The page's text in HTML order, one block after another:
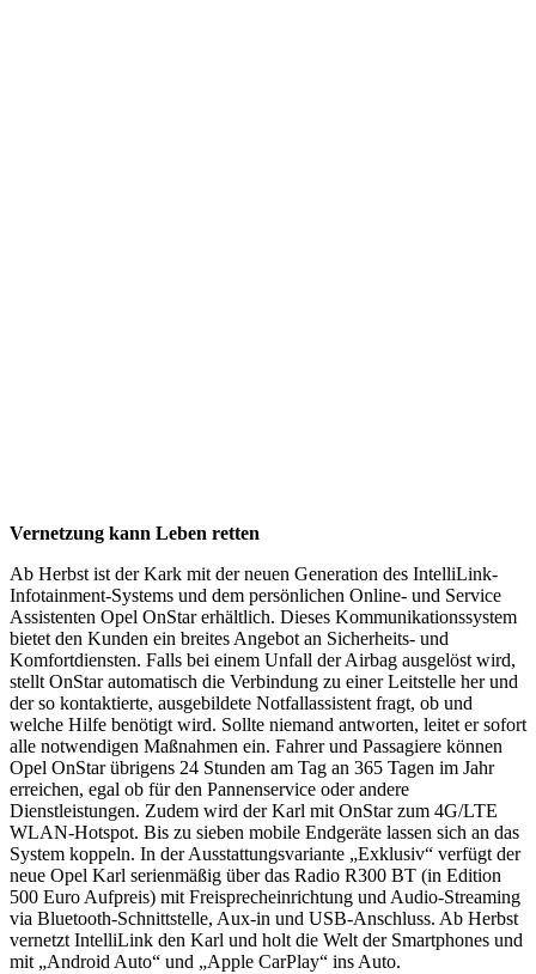
Vernetzung kann Leben retten
Ab Herbst ist der Kark mit der neuen Generation des IntelliLink-
Infotainment-Systems und dem persönlichen Online- und Service
Assistenten Opel OnStar erhältlich. Dieses Kommunikationssystem
bietet den Kunden ein breites Angebot an Sicherheits- und
Komfortdiensten. Falls bei einem Unfall der Airbag ausgelöst wird,
stellt OnStar automatisch die Verbindung zu einer Leitstelle her und
der so kontaktierte, ausgebildete Notfallassistent fragt, ob und
welche Hilfe benötigt wird. Sollte niemand antworten, leitet er sofort
alle notwendigen Maßnahmen ein. Fahrer und Passagiere können
Opel OnStar übrigens 24 Stunden am Tag an 365 Tagen im Jahr
erreichen, egal ob für den Pannenservice oder andere
Dienstleistungen. Zudem wird der Karl mit OnStar zum 4G/LTE
WLAN-Hotspot. Bis zu sieben mobile Endgeräte lassen sich an das
System koppeln. In der Ausstattungsvariante „Exklusiv“ verfügt der
neue Opel Karl serienmäßig über das Radio R300 BT (in Edition
500 Euro Aufpreis) mit Freisprecheinrichtung und Audio-Streaming
via Bluetooth-Schnittstelle, Aux-in und USB-Anschluss. Ab Herbst
vernetzt IntelliLink den Karl und holt die Welt der Smartphones und
mit „Android Auto“ und „Apple CarPlay“ ins Auto.